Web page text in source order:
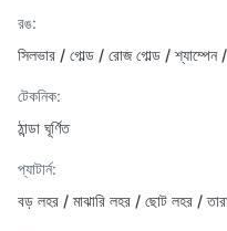
রঙ:
সিলভার / গোল্ড / রোজ গোল্ড / শ্যাম্পেন /
টেকনিক:
ঠান্ডা ঘূর্ণিত
প্যাটার্ন:
বড় লহর / মাঝারি লহর / ছোট লহর /